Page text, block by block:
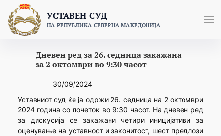
content
УСТАВЕН СУД
НА РЕПУБЛИКА СЕВЕРНА МАКЕДОНИЈА
Дневен ред за 26. седница закажана
за 2 октомври во 9:30 часот
30/09/2024
Уставниот суд ќе ја одржи 26. седница на 2 октомври
2024 година со почеток во 9:30 часот. На дневен ред
за дискусија се закажани четири иницијативи за
оценување на уставност и законитост, шест предлози